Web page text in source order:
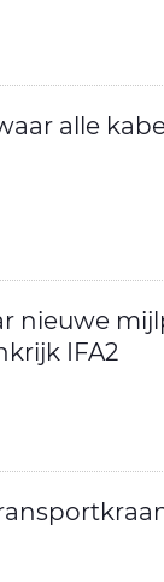
alle
nieuwe
IFA2